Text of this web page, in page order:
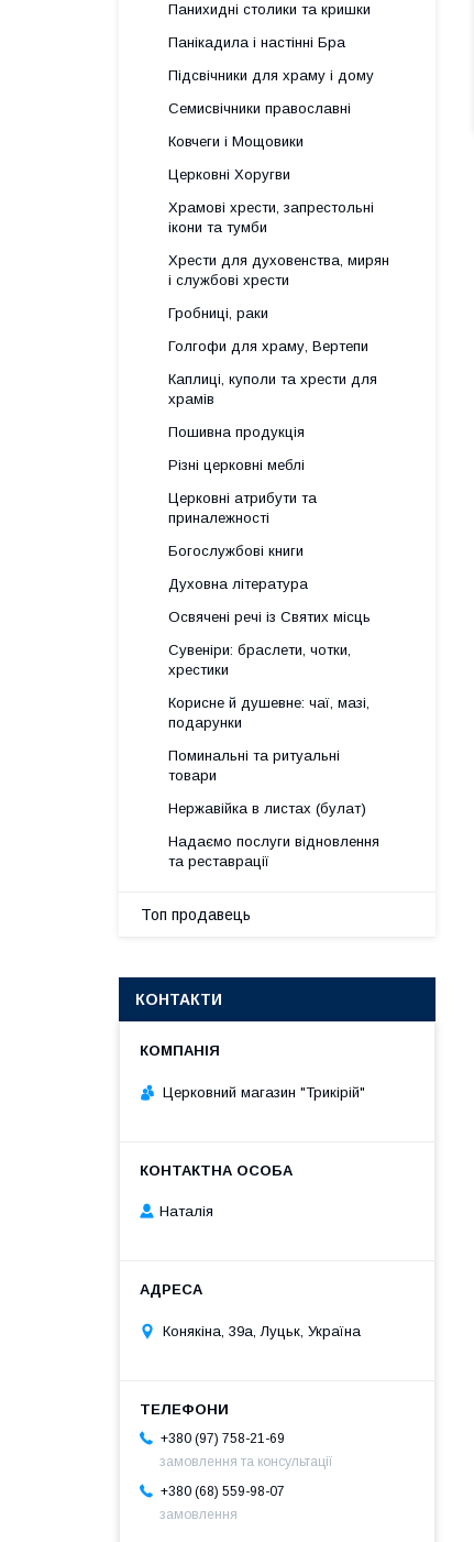
Панихидні столики та кришки
Панікадила і настінні Бра
Підсвічники для храму і дому
Семисвічники православні
Ковчеги і Мощовики
Церковні Хоругви
Храмові хрести, запрестольні
ікони та тумби
Хрести для духовенства, мирян
і службові хрести
Гробниці, раки
Голгофи для храму, Вертепи
Каплиці, куполи та хрести для
храмів
Пошивна продукція
Різні церковні меблі
Церковні атрибути та
приналежності
Богослужбові книги
Духовна література
Освячені речі із Святих місць
Сувеніри: браслети, чотки,
хрестики
Корисне й душевне: чаї, мазі,
подарунки
Поминальні та ритуальні
товари
Нержавійка в листах (булат)
Надаємо послуги відновлення
та реставрації
Топ продавець
КОНТАКТИ
Церковний магазин "Трикірій"
Наталія
Конякіна, 39а, Луцьк, Україна
+380 (97) 758-21-69
замовлення та консультації
+380 (68) 559-98-07
замовлення